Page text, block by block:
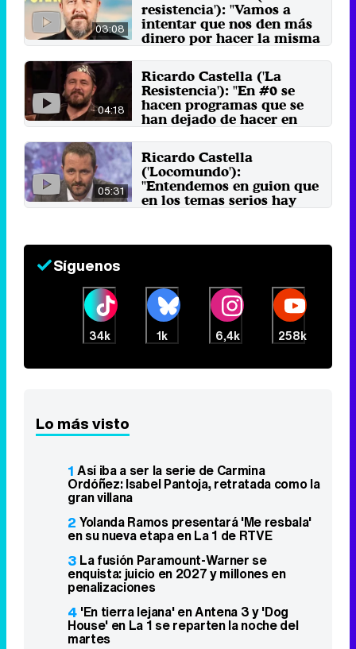
03:08
resistencia'): "Vamos a
intentar que nos den más
dinero por hacer la misma
mierda"
13 de septiembre 2021
04:18
Ricardo Castella ('La
Resistencia'): "En #0 se
hacen programas que se
han dejado de hacer en
otros canales"
23 de febrero 2018
05:31
Ricardo Castella
('Locomundo'):
"Entendemos en guion que
en los temas serios hay
posibilidad de hacer
27 de junio 2017
Síguenos
34k 1k 6,4k 258k
Lo más visto
1 Así iba a ser la serie de Carmina
Ordóñez: Isabel Pantoja, retratada como la
gran villana
2 Yolanda Ramos presentará 'Me resbala'
en su nueva etapa en La 1 de RTVE
3 La fusión Paramount-Warner se
enquista: juicio en 2027 y millones en
penalizaciones
4 'En tierra lejana' en Antena 3 y 'Dog
House' en La 1 se reparten la noche del
martes